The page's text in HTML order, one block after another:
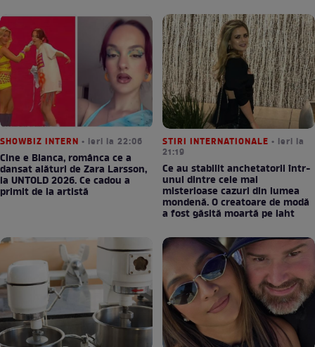
SHOWBIZ INTERN • ieri la 22:06
Cine e Bianca, românca ce a
dansat alături de Zara Larsson,
la UNTOLD 2026. Ce cadou a
primit de la artistă
STIRI INTERNATIONALE • ieri la
21:19
Ce au stabilit anchetatorii într-
unul dintre cele mai
misterioase cazuri din lumea
mondenă. O creatoare de modă
a fost găsită moartă pe iaht